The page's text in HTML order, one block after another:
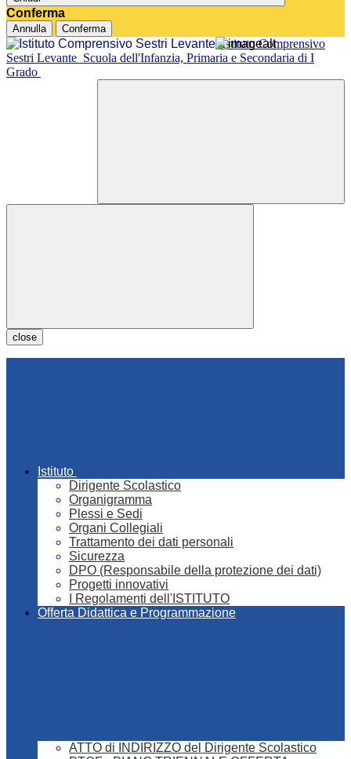
Conferma
Annulla Conferma
Istituto Comprensivo
Sestri Levante Scuola dell'Infanzia, Primaria e Secondaria di I
Grado
close
Istituto
Dirigente Scolastico
Organigramma
Plessi e Sedi
Organi Collegiali
Trattamento dei dati personali
Sicurezza
DPO (Responsabile della protezione dei dati)
Progetti innovativi
I Regolamenti dell'ISTITUTO
Offerta Didattica e Programmazione
ATTO di INDIRIZZO del Dirigente Scolastico